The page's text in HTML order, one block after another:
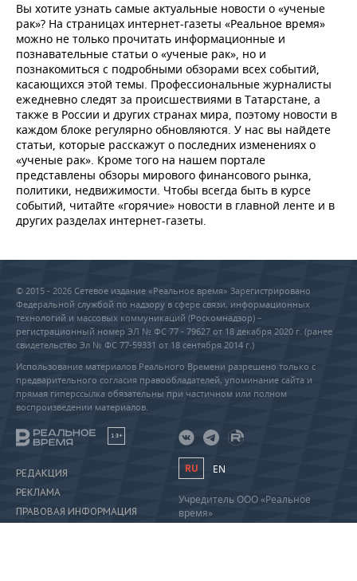
Вы хотите узнать самые актуальные новости о «ученые
рак»? На страницах интернет-газеты «Реальное время»
можно не только прочитать информационные и
познавательные статьи о «ученые рак», но и
познакомиться с подробными обзорами всех событий,
касающихся этой темы. Профессиональные журналисты
ежедневно следят за происшествиями в Татарстане, а
также в России и других странах мира, поэтому новости в
каждом блоке регулярно обновляются. У нас вы найдете
статьи, которые расскажут о последних изменениях о
«ученые рак». Кроме того на нашем портале
представлены обзоры мирового финансового рынка,
политики, недвижимости. Чтобы всегда быть в курсе
событий, читайте «горячие» новости в главной ленте и в
других разделах интернет-газеты.
© 2015 - 2026 Сетевое издание «Реальное время» Зарегистрировано
Федеральной службой по надзору в сфере связи, информационных
технологий и массовых коммуникаций (Роскомнадзор) –
регистрационный номер ЭЛ № ФС 77 - 79627 от 18 декабря 2020 г. (ранее
свидетельство Эл № ФС 77-59331 от 18 сентября 2014 г.)
Использование материалов Реального Времени разрешено только с
предварительного согласия правообладателей, упоминание сайта и
прямая гиперссылка обязательны при частичном или полном
воспроизведении материалов.
18+
РЕДАКЦИЯ
РЕКЛАМА
ПРАВОВАЯ ИНФОРМАЦИЯ
RU EN
Учредитель ООО «Реальное
время»
Главный редактор Саушина А.А.